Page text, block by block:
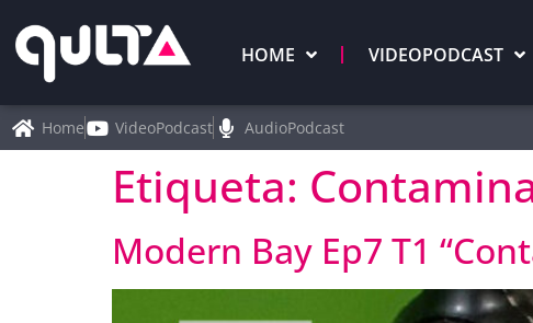
HOME VIDEOPODCAST
Home VideoPodcast AudioPodcast
Etiqueta:
Modern Bay Ep7 T1